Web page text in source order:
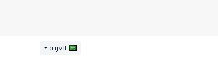
العربية